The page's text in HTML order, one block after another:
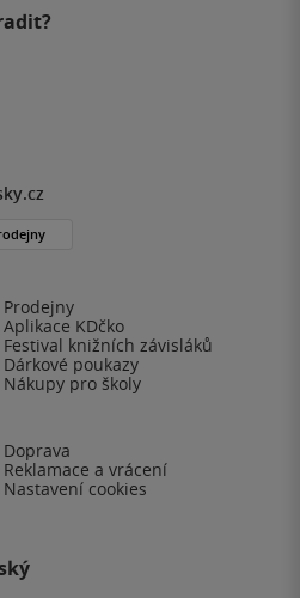
Prodejny
Aplikace KDčko
Festival knižních závisláků
Dárkové poukazy
Nákupy pro školy
Doprava
Reklamace a vrácení
Nastavení cookies